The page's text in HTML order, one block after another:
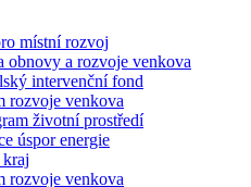
místní rozvoj
obnovy a rozvoje venkova
intervenční fond
rozvoje venkova
životní prostředí
úspor energie
rozvoje venkova